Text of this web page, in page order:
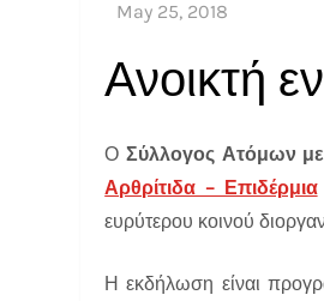
Ανοικτή
Ο Σύλλογος Ατόμων
Αρθρίτιδα – Επιδέρμια
ευρύτερου κοινού
Η εκδήλωση είναι